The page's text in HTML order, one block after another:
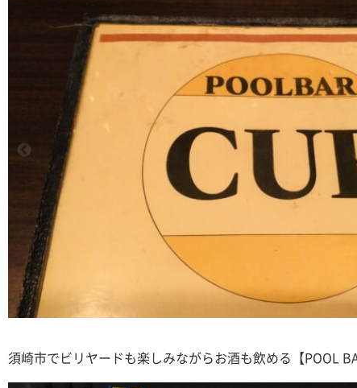
須崎市でビリヤードも楽しみながらお酒も飲める【POOL